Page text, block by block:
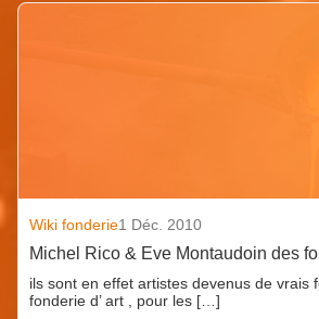
Wiki fonderie1 Déc. 2010
Michel Rico & Eve Montaudoin des
ils sont en effet artistes devenus de vrais
fonderie d’ art , pour les […]